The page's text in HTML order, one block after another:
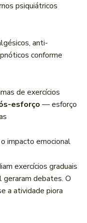
psiquiátricos
anti-
conforme
de exercícios
esforço — esforço
impacto emocional
exercícios graduais
debates. O
a atividade piora